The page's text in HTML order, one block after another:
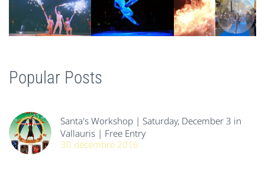
Popular Posts
Santa's Workshop | Saturday, December 3 in
Vallauris | Free Entry
30 décembre 2016